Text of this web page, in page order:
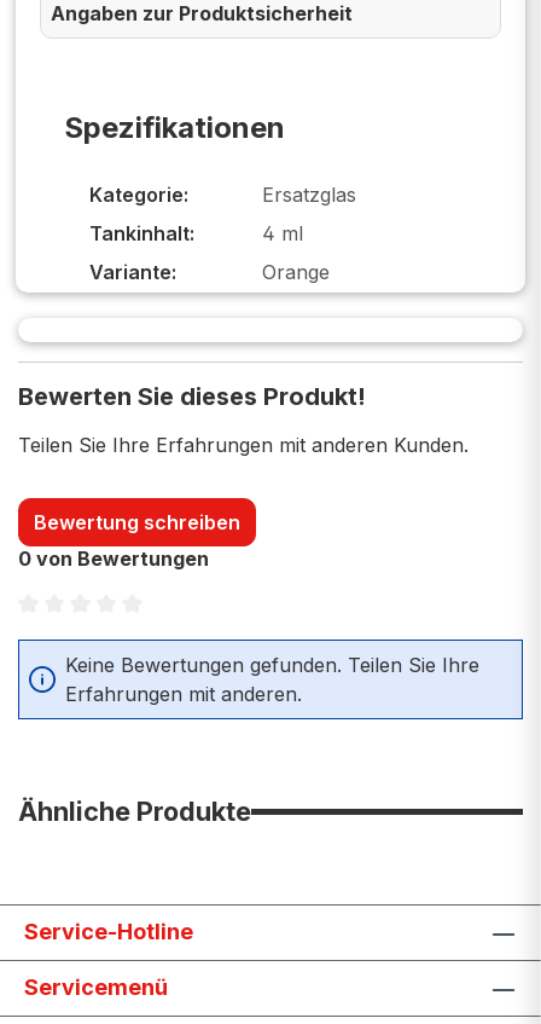
Spezifikationen
Kategorie:
Ersatzglas
Tankinhalt:
4 ml
Variante:
Orange
Angaben zur Produktsicherheit
Bewerten Sie dieses Produkt!
Teilen Sie Ihre Erfahrungen mit anderen Kunden.
Bewertung schreiben
0 von Bewertungen
Durchschnittliche Bewertung von 0 von 5 Sternen
Keine Bewertungen gefunden. Teilen Sie Ihre
Erfahrungen mit anderen.
Ähnliche Produkte
Service-Hotline
Servicemenü